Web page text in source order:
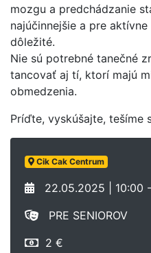
mozgu a predchádzanie
najúčinnejšie a pre
dôležité.
Nie sú potrebné tanečné
tancovať aj tí, ktorí majú
obmedzenia.
Príďte, vyskúšajte, tešíme
Cik Cak Centrum
22.05.2025 | 10:00 -
PRE SENIOROV
2 €